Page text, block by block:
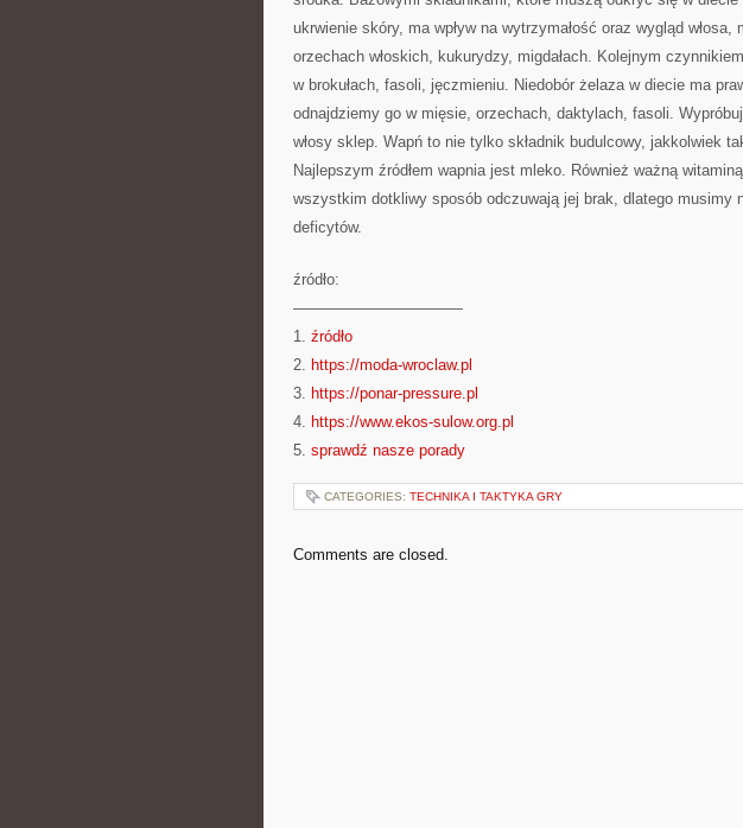
ukrwienie skóry, ma wpływ na wytrzymałość oraz wygląd włosa,
orzechach włoskich, kukurydzy, migdałach. Kolejnym
w brokułach, fasoli, jęczmieniu. Niedobór żelaza w diecie ma
odnajdziemy go w mięsie, orzechach, daktylach, fasoli.
włosy sklep. Wapń to nie tylko składnik budulcowy, jakkolwiek
Najlepszym źródłem wapnia jest mleko. Również ważną
wszystkim dotkliwy sposób odczuwają jej brak, dlatego musimy
deficytów.
źródło:
———————————
1. źródło
2. https://moda-wroclaw.pl
3. https://ponar-pressure.pl
4. https://www.ekos-sulow.org.pl
5. sprawdź nasze porady
CATEGORIES: TECHNIKA I TAKTYKA GRY
Comments are closed.